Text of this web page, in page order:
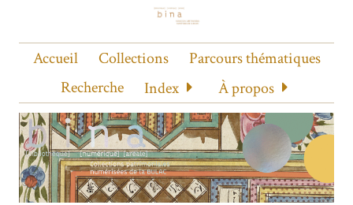
Accueil Collections
Parcours thématiques
Recherche
Index À propos